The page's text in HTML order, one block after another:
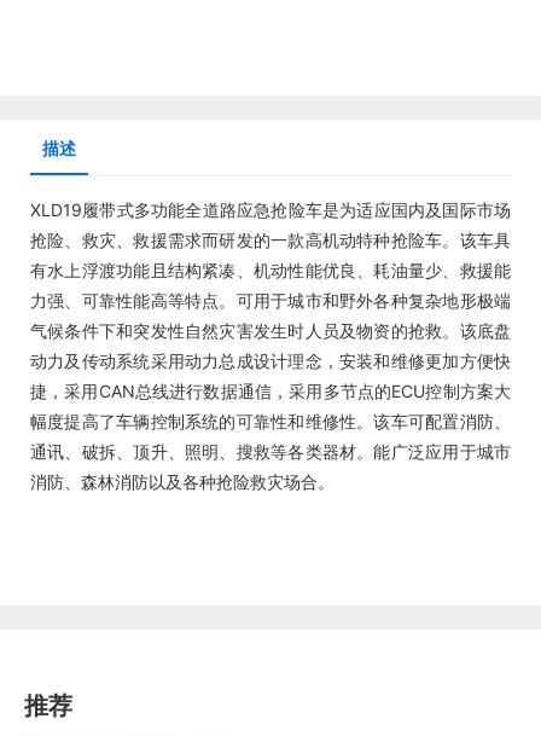
描述
XLD19履带式多功能全道路应急抢险车是为适应国内及国际市场
抢险、救灾、救援需求而研发的一款高机动特种抢险车。该车具
有水上浮渡功能且结构紧凑、机动性能优良、耗油量少、救援能
力强、可靠性能高等特点。可用于城市和野外各种复杂地形极端
气候条件下和突发性自然灾害发生时人员及物资的抢救。该底盘
动力及传动系统采用动力总成设计理念，安装和维修更加方便快
捷，采用CAN总线进行数据通信，采用多节点的ECU控制方案大
幅度提高了车辆控制系统的可靠性和维修性。该车可配置消防、
通讯、破拆、顶升、照明、搜救等各类器材。能广泛应用于城市
消防、森林消防以及各种抢险救灾场合。
推荐